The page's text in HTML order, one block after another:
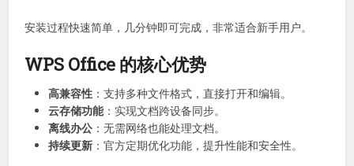
点击“立即安装”
等待软件自动完成安装
启动 WPS 并开始使用
安装过程快速简单，几分钟即可完成，非常适合新手用户。